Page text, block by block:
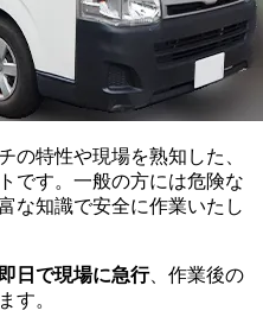
の特性や現場を熟知した、
です。一般の方には危険な
な知識で安全に作業いたし
日で現場に急行、作業後の
す。